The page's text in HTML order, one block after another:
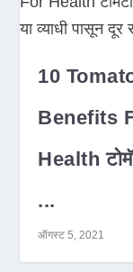
10
Benefits
Health
...
ऑगस्ट 5, 2021